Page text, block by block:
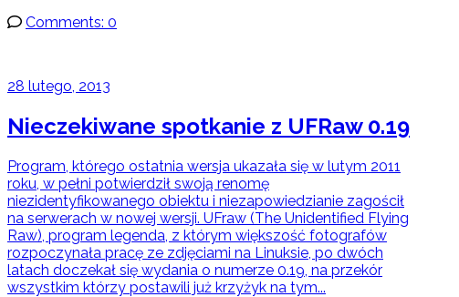
Comments: 0
28 lutego, 2013
Nieczekiwane spotkanie z UFRaw 0.19
Program, którego ostatnia wersja ukazała się w lutym 2011
roku, w pełni potwierdził swoją renomę
niezidentyfikowanego obiektu i niezapowiedzianie zagościł
na serwerach w nowej wersji. UFraw (The Unidentified Flying
Raw), program legenda, z którym większość fotografów
rozpoczynała pracę ze zdjęciami na Linuksie, po dwóch
latach doczekał się wydania o numerze 0.19, na przekór
wszystkim którzy postawili już krzyżyk na tym...